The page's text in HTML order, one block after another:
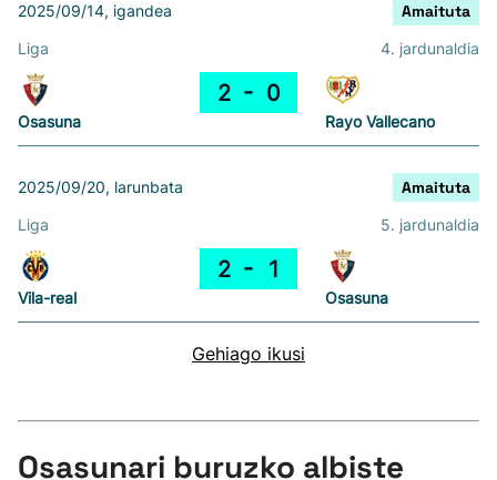
2025/09/14, igandea Amaituta
Liga 4. jardunaldia
Osasuna
2 0
Rayo Vallecano
2025/09/20, larunbata Amaituta
Liga 5. jardunaldia
Vila-real
2 1
Osasuna
Gehiago ikusi
Osasunari buruzko albiste